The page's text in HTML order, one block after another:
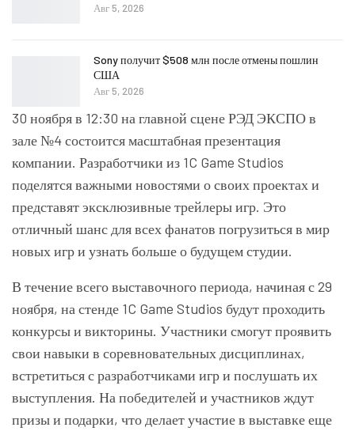
Авг 5, 2026
Sony получит $508 млн после отмены пошлин
США
Авг 5, 2026
30 ноября в 12:30 на главной сцене РЭД ЭКСПО в
зале №4 состоится масштабная презентация
компании. Разработчики из 1C Game Studios
поделятся важными новостями о своих проектах и
представят эксклюзивные трейлеры игр. Это
отличный шанс для всех фанатов погрузиться в мир
новых игр и узнать больше о будущем студии.
В течение всего выставочного периода, начиная с 29
ноября, на стенде 1C Game Studios будут проходить
конкурсы и викторины. Участники смогут проявить
свои навыки в соревновательных дисциплинах,
встретиться с разработчиками игр и послушать их
выступления. На победителей и участников ждут
призы и подарки, что делает участие в выставке еще